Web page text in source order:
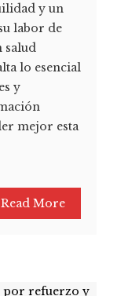
y un
labor de
salud
lo esencial
y
mejor esta
Read More